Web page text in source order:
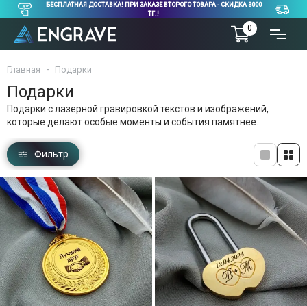
БЕСПЛАТНАЯ ДОСТАВКА! ПРИ ЗАКАЗЕ ВТОРОГО ТОВАРА - СКИДКА 3000
ТГ.!
0
Главная Подарки
Подарки
Подарки с лазерной гравировкой текстов и изображений,
которые делают особые моменты и события памятнее.
Фильтр